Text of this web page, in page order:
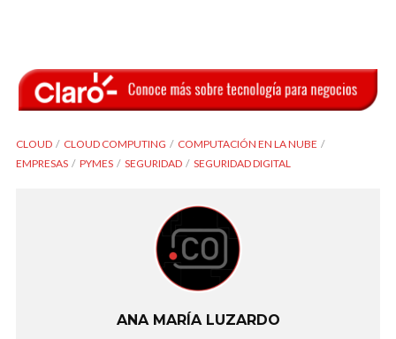
CLOUD CLOUD COMPUTING
COMPUTACIÓN EN LA NUBE
EMPRESAS
PYMES SEGURIDAD SEGURIDAD DIGITAL
ANA MARÍA LUZARDO